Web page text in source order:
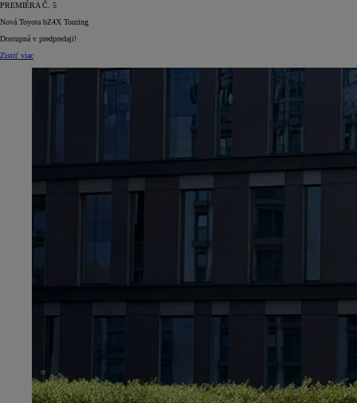
PREMIÉRA Č. 5
Nová Toyota bZ4X Touring
Dostupná v predpredaji!
Zistiť viac